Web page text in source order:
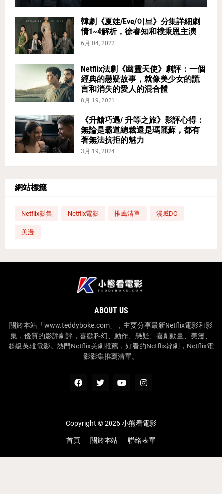
韓劇《夏娃/Eve/이브》分集詳細劇
情1~4解析，徐睿知和樸秉恩主演
6月 04, 2022
Netflix法劇《幽靈天使》劇評：一個
經典的懸疑故事，就像美少女的謊
言和消失的愛人的混合體
8月 19, 2021
《升艙巧遇/ 升等之旅》影評心得：
無論是霸道總裁還是瑪麗蘇，都有
著無法抗拒的魅力
3月 19, 2024
網站標籤
Netflix影集 Netflix電影 推薦清單 漫威DC
美漫
ABOUT US
關於本站「www.teddyboke.com」，主要分享最新Netflix電影和影
集，優質的影評劇評，喜歡科幻、動作、懸疑、喜劇動畫、美漫、
超級英雄電影。熱門Netflix美劇推薦，好看的Netflix韓劇，Netflix電
影影集推薦清單。
Copyright ©2026小熊看電影
首頁 關於本站 聯絡表單